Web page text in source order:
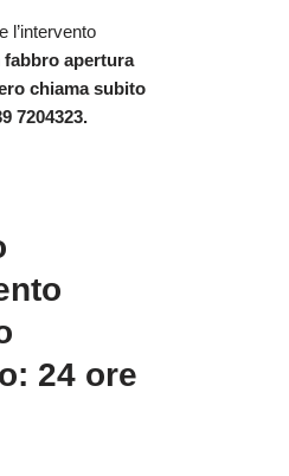
l’intervento
fabbro apertura
chiama subito
7204323.
24 ore